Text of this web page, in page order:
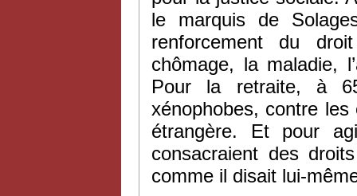
le marquis de
renforcement du
chômage, la maladie,
Pour la retraite, à
xénophobes, contre
étrangère. Et pour
consacraient des
comme il disait lui-